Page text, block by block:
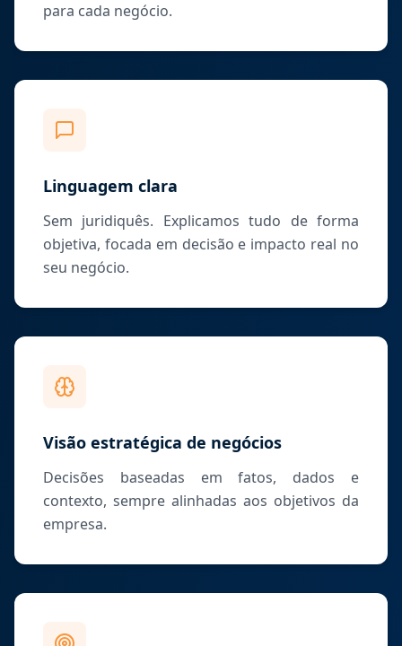
para cada negócio.
Linguagem clara
Sem juridiquês. Explicamos tudo de forma
objetiva, focada em decisão e impacto real no
seu negócio.
Visão estratégica de negócios
Decisões baseadas em fatos, dados e
contexto, sempre alinhadas aos objetivos da
empresa.